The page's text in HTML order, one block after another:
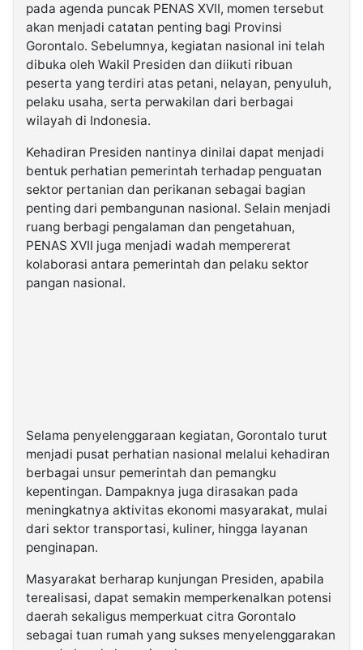
pada agenda puncak PENAS XVII, momen tersebut
akan menjadi catatan penting bagi Provinsi
Gorontalo. Sebelumnya, kegiatan nasional ini telah
dibuka oleh Wakil Presiden dan diikuti ribuan
peserta yang terdiri atas petani, nelayan, penyuluh,
pelaku usaha, serta perwakilan dari berbagai
wilayah di Indonesia.
Kehadiran Presiden nantinya dinilai dapat menjadi
bentuk perhatian pemerintah terhadap penguatan
sektor pertanian dan perikanan sebagai bagian
penting dari pembangunan nasional. Selain menjadi
ruang berbagi pengalaman dan pengetahuan,
PENAS XVII juga menjadi wadah mempererat
kolaborasi antara pemerintah dan pelaku sektor
pangan nasional.
Selama penyelenggaraan kegiatan, Gorontalo turut
menjadi pusat perhatian nasional melalui kehadiran
berbagai unsur pemerintah dan pemangku
kepentingan. Dampaknya juga dirasakan pada
meningkatnya aktivitas ekonomi masyarakat, mulai
dari sektor transportasi, kuliner, hingga layanan
penginapan.
Masyarakat berharap kunjungan Presiden, apabila
terealisasi, dapat semakin memperkenalkan potensi
daerah sekaligus memperkuat citra Gorontalo
sebagai tuan rumah yang sukses menyelenggarakan